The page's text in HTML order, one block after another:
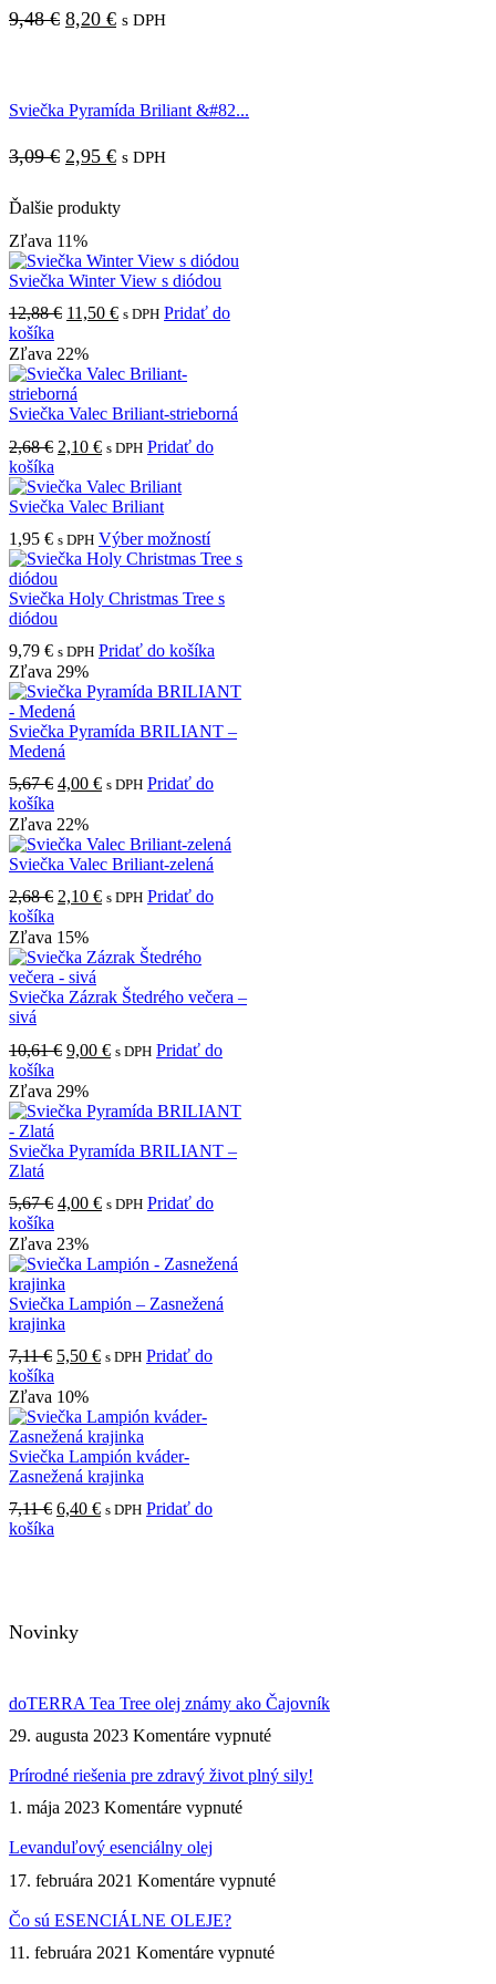
9,48€ Pôvodná
9,48 €.
8,20 €Aktuálna
8,20 €.
s DPH
Sviečka Pyramída Briliant &#82...
3,09€ Pôvodná
bola:
3,09 €.
2,95 €Aktuálna
je:
2,95 €.
s DPH
Ďalšie produkty
Zľava 11%
Sviečka Winter View s diódou
12,88€ Pôvodná
bola:
12,88 €.
11,50 €Aktuálna
11,50 €.
s DPH Pridať do
košíka
Zľava 22%
Sviečka Valec Briliant-strieborná
2,68€ Pôvodná
bola:
2,68 €.
2,10 €Aktuálna
je:
2,10 €.
s DPH Pridať do
košíka
Sviečka Valec Briliant
1,95 € s DPH Výber možnostíTento
produkt
viacero
si
vybrať
stránke
Sviečka Holy Christmas Tree s
diódou
9,79 € s DPH Pridať do košíka
Zľava 29%
Sviečka Pyramída BRILIANT –
Medená
5,67€ Pôvodná
bola:
5,67 €.
4,00 €Aktuálna
4,00 €.
s DPH Pridať do
košíka
Zľava 22%
Sviečka Valec Briliant-zelená
2,68€ Pôvodná
bola:
2,68 €.
2,10 €Aktuálna
2,10 €.
s DPH Pridať do
košíka
Zľava 15%
Sviečka Zázrak Štedrého večera –
sivá
10,61€ Pôvodná
bola:
10,61 €.
9,00 €Aktuálna
9,00 €.
s DPH Pridať do
košíka
Zľava 29%
Sviečka Pyramída BRILIANT –
Zlatá
5,67€ Pôvodná
bola:
5,67 €.
4,00 €Aktuálna
4,00 €.
s DPH Pridať do
košíka
Zľava 23%
Sviečka Lampión – Zasnežená
krajinka
7,11€ Pôvodná
bola:
7,11 €.
5,50 €Aktuálna
5,50 €.
s DPH Pridať do
košíka
Zľava 10%
Sviečka Lampión kváder-
Zasnežená krajinka
7,11€ Pôvodná
6,40 €Aktuálna
s DPH Pridať do
košíka
Novinky
doTERRA Tea Tree olej známy ako Čajovník
29. augusta 2023 Komentáre vypnuténa
Tea
Čajovník
Prírodné riešenia pre zdravý život plný sily!
1. mája 2023 Komentáre vypnuténa
zdravý
sily!
Levanduľový esenciálny olej
17. februára 2021 Komentáre vypnuténa
Čo sú ESENCIÁLNE OLEJE?
11. februára 2021 Komentáre vypnuténa